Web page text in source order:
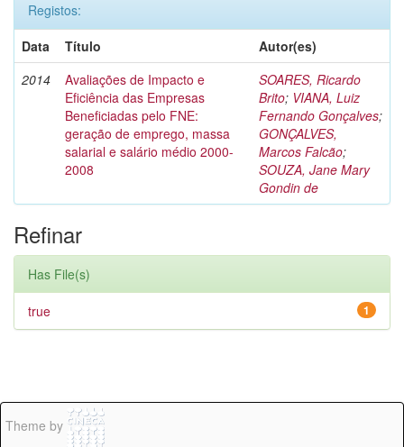
Registos:
Data
Título
Autor(es)
2014
Avaliações de Impacto e
Eficiência das Empresas
Beneficiadas pelo FNE:
geração de emprego, massa
salarial e salário médio 2000-
2008
SOARES, Ricardo
Brito; VIANA, Luiz
Fernando Gonçalves;
GONÇALVES,
Marcos Falcão;
SOUZA, Jane Mary
Gondin de
Refinar
Has File(s)
1
true
Theme by